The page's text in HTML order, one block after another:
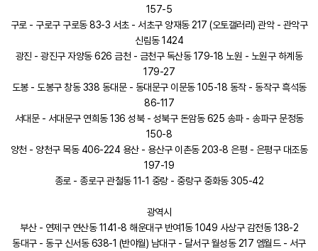
157-5
구로 - 구로구 구로동 83-3 서초 - 서초구 양재동 217 (오토갤러리) 관악 - 관악구
신림동 1424
광진 - 광진구 자양동 626 금천 - 금천구 독산동 179-18 노원 - 노원구 하계동
179-27
도봉 - 도봉구 창동 338 동대문 - 동대문구 이문동 105-18 동작 - 동작구 흑석동
86-117
서대문 - 서대문구 연희동 136 성북 - 성북구 돈암동 625 송파 - 송파구 문정동
150-8
양천 - 양천구 목동 406-224 용산 - 용산구 이촌동 203-8 은평 - 은평구 대조동
197-19
종로 - 종로구 관철동 11-1 중랑 - 중랑구 중화동 305-42
광역시
부산 - 연제구 연산동 1141-8 해운대구 반여1동 1049 사상구 감전동 138-2
동대구 - 동구 신서동 638-1 (반야월) 남대구 - 달서구 월성동 217 엠월드 - 서구